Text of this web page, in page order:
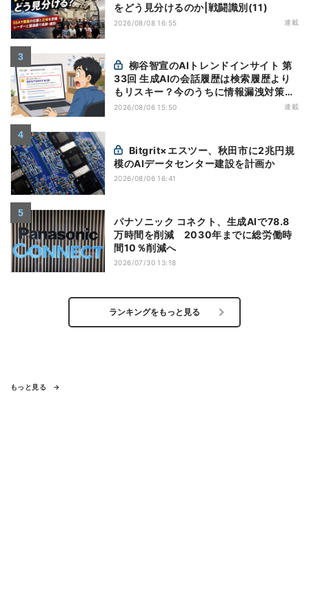
をどう見分けるのか|戦闘識別(11)
2026/08/08 16:55 連載
33回 生成AIの会話履歴は検索履歴より
もリスキー？今のうちに情報漏洩対策を
万全にしておこう
2026/08/06 15:50 連載
模のAIデータセンター建設を計画か
2026/08/06 16:41
パナソニック コネクト、生成AIで78.8
万時間を削減 2030年までに総労働時
間10％削減へ
2026/07/30 13:18
ランキングをもっと見る
もっと見る